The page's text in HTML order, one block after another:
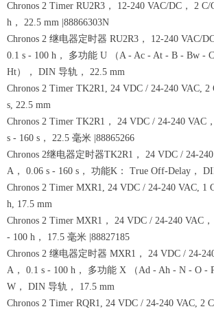
Chronos 2 Timer RU2R3， 12-240 VAC/DC， 2
h， 22.5 mm |88866303N
Chronos 2 继电器定时器 RU2R3， 12-240 VAC/
0.1 s - 100 h， 多功能 U （A - Ac - At - B - Bw -
Ht）， DIN 导轨， 22.5 mm
Chronos 2 Timer TK2R1, 24 VDC / 24-240 VAC, 2
s, 22.5 mm
Chronos 2 Timer TK2R1， 24 VDC / 24-240 VAC
s - 160 s， 22.5 毫米 |88865266
Chronos 2继电器定时器TK2R1， 24 VDC / 24-
A， 0.06 s - 160 s， 功能K： True Off-Delay，
Chronos 2 Timer MXR1, 24 VDC / 24-240 VAC, 1
h, 17.5 mm
Chronos 2 Timer MXR1， 24 VDC / 24-240 VAC
- 100 h， 17.5 毫米 |88827185
Chronos 2 继电器定时器 MXR1， 24 VDC / 24-
A， 0.1 s - 100 h， 多功能 X （Ad - Ah - N - O -
W， DIN 导轨， 17.5 mm
Chronos 2 Timer RQR1, 24 VDC / 24-240 VAC, 2